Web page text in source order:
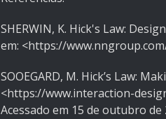
SHERWIN, K. Hick's Law:
em: <https://
SOOEGARD, M. Hick’s Law:
<https://www.interaction-
Acessado em 15 de outubro de